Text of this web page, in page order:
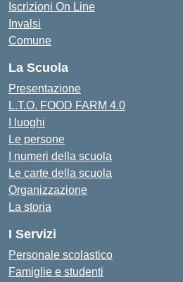
Iscrizioni On Line
Invalsi
Comune
La Scuola
Presentazione
L.T.O. FOOD FARM 4.0
I luoghi
Le persone
I numeri della scuola
Le carte della scuola
Organizzazione
La storia
I Servizi
Personale scolastico
Famiglie e studenti